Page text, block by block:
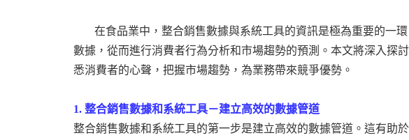
在食品業中，整合銷售數據與系統工具的資訊是極為重要的一
數據，從而進行消費者行為分析和市場趨勢的預測。本文將深入探
悉消費者的心聲，把握市場趨勢，為業務帶來競爭優勢。
1.整合銷售數據和系統工具－建立高效的數據管道
整合銷售數據和系統工具的第一步是建立高效的數據管道。這有助